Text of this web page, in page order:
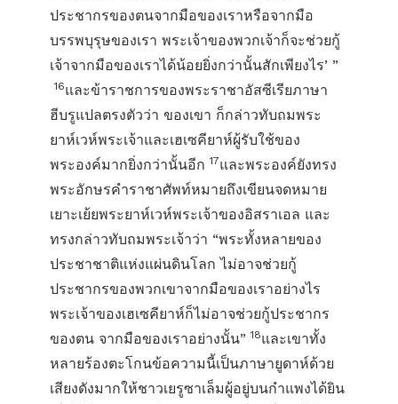
ประชากรของตนจากมือของเราหรือจากมือ
บรรพบุรุษของเรา พระเจ้าของพวกเจ้าก็จะช่วยกู้
เจ้าจากมือของเราได้น้อยยิ่งกว่านั้นสักเพียงไร’ ”
16และข้าราชการของพระราชาอัสซีเรียภาษา
ฮีบรูแปลตรงตัวว่า ของเขา ก็กล่าวทับถมพระ
ยาห์เวห์พระเจ้าและเฮเซคียาห์ผู้รับใช้ของ
พระองค์มากยิ่งกว่านั้นอีก17และพระองค์ยังทรง
พระอักษรคำราชาศัพท์หมายถึงเขียนจดหมาย
เยาะเย้ยพระยาห์เวห์พระเจ้าของอิสราเอล และ
ทรงกล่าวทับถมพระเจ้าว่า “พระทั้งหลายของ
ประชาชาติแห่งแผ่นดินโลก ไม่อาจช่วยกู้
ประชากรของพวกเขาจากมือของเราอย่างไร
พระเจ้าของเฮเซคียาห์ก็ไม่อาจช่วยกู้ประชากร
ของตน จากมือของเราอย่างนั้น”18และเขาทั้ง
หลายร้องตะโกนข้อความนี้เป็นภาษายูดาห์ด้วย
เสียงดังมากให้ชาวเยรูซาเล็มผู้อยู่บนกำแพงได้ยิน